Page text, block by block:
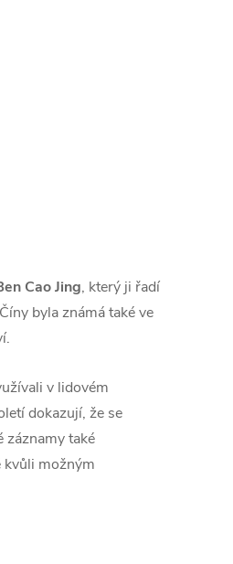
Cao Jing, který ji řadí
byla známá také ve
v lidovém
dokazují, že se
záznamy také
kvůli možným